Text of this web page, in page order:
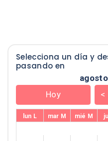
Selecciona un día y
pasando en
Skip Calendar
Hoy
<
lun L mar M mié M